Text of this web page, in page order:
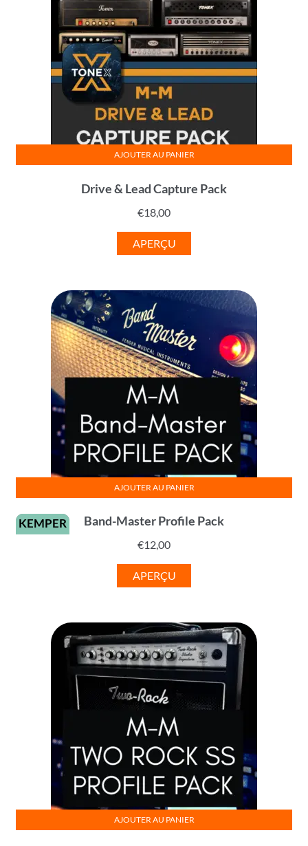
Drive & Lead Capture Pack
€18,00
AJOUTER AU PANIER
APERÇU
KEMPER Band-Master Profile Pack
€12,00
AJOUTER AU PANIER
APERÇU
AJOUTER AU PANIER